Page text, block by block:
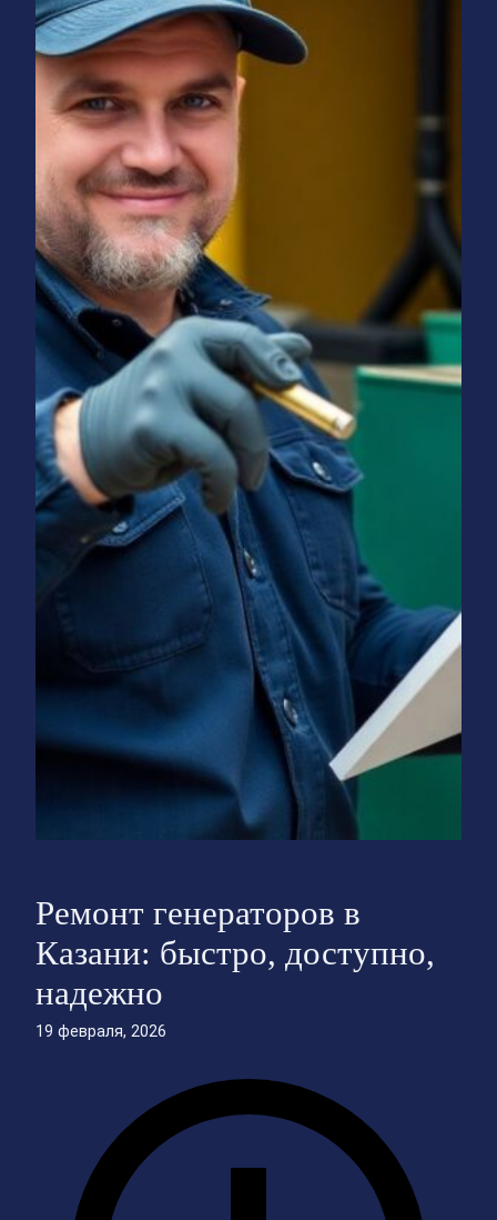
Ремонт генераторов в
Казани: быстро, доступно,
надежно
19 февраля, 2026